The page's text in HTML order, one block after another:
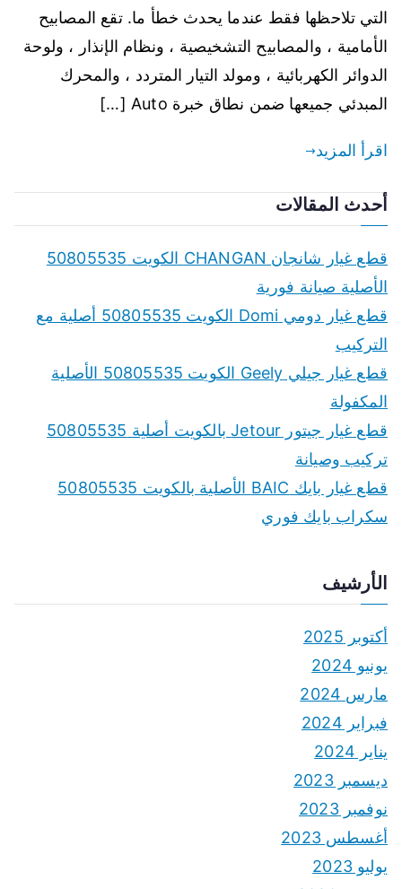
التي تلاحظها فقط عندما يحدث خطأ ما. تقع المصابيح
الأمامية ، والمصابيح التشخيصية ، ونظام الإنذار ، ولوحة
الدوائر الكهربائية ، ومولد التيار المتردد ، والمحرك
المبدئي جميعها ضمن نطاق خبرة Auto […]
اقرأ المزيد
أحدث المقالات
قطع غيار شانجان CHANGAN الكويت 50805535
الأصلية صيانة فورية
قطع غيار دومي Domi الكويت 50805535 أصلية مع
التركيب
قطع غيار جيلي Geely الكويت 50805535 الأصلية
المكفولة
قطع غيار جيتور Jetour بالكويت أصلية 50805535
تركيب وصيانة
قطع غيار بايك BAIC الأصلية بالكويت 50805535
سكراب بايك فوري
الأرشيف
أكتوبر 2025
يونيو 2024
مارس 2024
فبراير 2024
يناير 2024
ديسمبر 2023
نوفمبر 2023
أغسطس 2023
يوليو 2023